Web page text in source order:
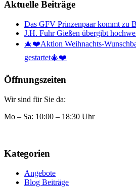
Aktuelle Beiträge
Das GFV Prinzenpaar kommt zu
J.H. Fuhr Gießen übergibt
🎄❤️Aktion Weihnachts-
gestartet🎄❤️
Öffnungszeiten
Wir sind für Sie da:
Mo – Sa: 10:00 – 18:30 Uhr
Kategorien
Angebote
Blog Beiträge